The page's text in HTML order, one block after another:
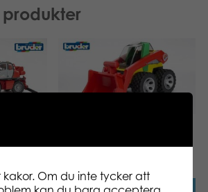
2150
Om du inte tycker att